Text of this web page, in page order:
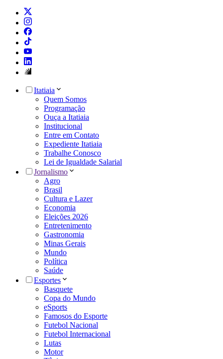
Itatiaia
Quem Somos
Programação
Ouça a Itatiaia
Institucional
Entre em Contato
Expediente Itatiaia
Trabalhe Conosco
Lei de Igualdade Salarial
Jornalismo
Agro
Brasil
Cultura e Lazer
Economia
Eleições 2026
Entretenimento
Gastronomia
Minas Gerais
Mundo
Política
Saúde
Esportes
Basquete
Copa do Mundo
eSports
Famosos do Esporte
Futebol Nacional
Futebol Internacional
Lutas
Motor